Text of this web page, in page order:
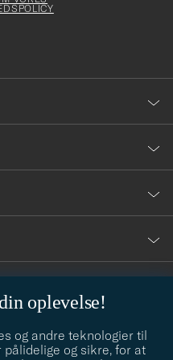
oplevelse!
og andre teknologier til
og sikre, for at
Lad os hjælpe dig, vi hjælper